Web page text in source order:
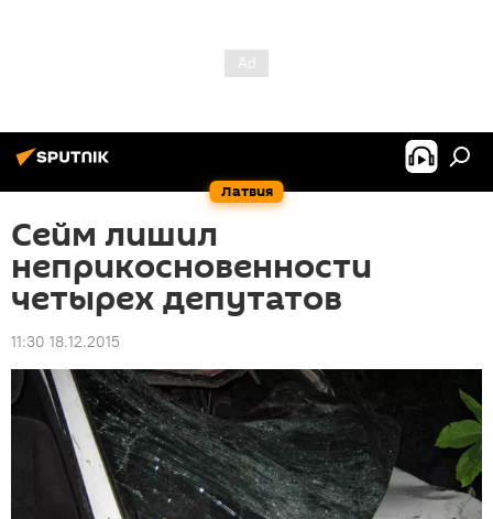
Латвия
Сейм лишил
неприкосновенности
четырех депутатов
11:30 18.12.2015